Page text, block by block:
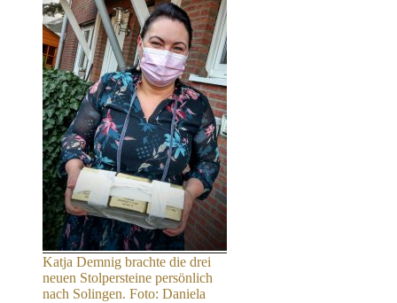
Katja Demnig brachte die drei
neuen Stolpersteine persönlich
nach Solingen. Foto: Daniela